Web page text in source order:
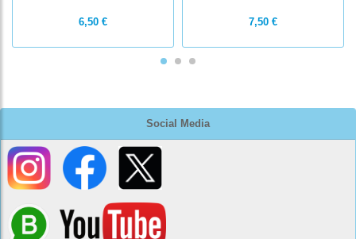
Social Media
6,50 € 7,50 €